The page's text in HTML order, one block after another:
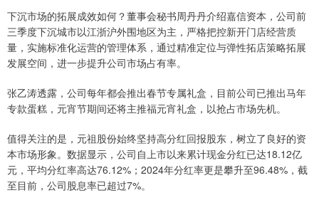
下沉市场的拓展成效如何？董事会秘书周丹丹介绍嘉信资本，公司前
三季度下沉城市以江浙沪外围地区为主，严格把控新开门店经营质
量，实施标准化运营的管理体系，通过精准定位与弹性拓店策略拓展
发展空间，进一步提升公司市场占有率。
张乙涛透露，公司每年都会推出春节专属礼盒，目前公司已推出马年
专款蛋糕，元宵节期间还将主推福元宵礼盒，以抢占市场先机。
值得关注的是，元祖股份始终坚持高分红回报股东，树立了良好的资
本市场形象。数据显示，公司自上市以来累计现金分红已达18.12亿
元，平均分红率高达76.12%；2024年分红率更是攀升至96.48%，截
至目前，公司股息率已超过7%。